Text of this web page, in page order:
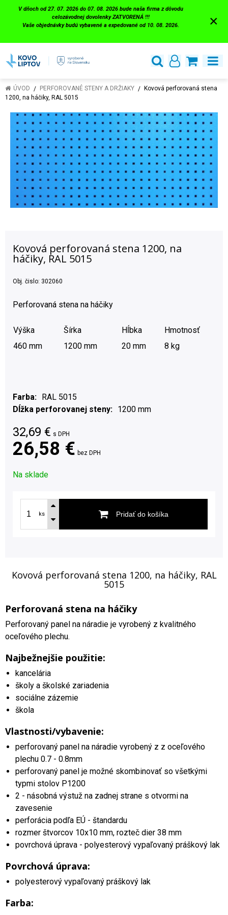
V dňoch od 27. 07. 2026 do 07. 08. 2026 bude naša firma z dôvodu
celozávodnej dovolenky ZATVORENÁ !!!
Vaše objednávky budú vybavené a expedované od 10. 08. 2026.
×
ÚVOD PERFOROVANÉ STENY A DRŽIAKY
Kovová perforovaná stena
1200, na háčiky, RAL 5015
Kovová perforovaná stena 1200, na
háčiky, RAL 5015
Obj. čislo: 302060
Perforovaná stena na háčiky
Výška Šírka Hĺbka
Hmotnosť
460 mm
1200 mm 20 mm 8 kg
Farba
RAL 5015
Dĺžka perforovanej steny
1200 mm
32,69 € s DPH
26,58 € bez DPH
Na sklade
ks Pridať do košíka
Kovová perforovaná stena 1200, na háčiky, RAL
5015
Perforovaná stena na háčiky
Perforovaný panel na náradie je vyrobený z kvalitného
oceľového plechu.
Najbežnejšie použitie:
kancelária
školy a školské zariadenia
sociálne zázemie
škola
Vlastnosti/vybavenie:
perforovaný panel na náradie vyrobený z z oceľového
plechu 0.7 - 0.8mm
perforovaný panel je možné skombinovať so všetkými
typmi stolov P1200
2 - násobná výstuž na zadnej strane s otvormi na
zavesenie
perforácia podľa EÚ - štandardu
rozmer štvorcov 10x10 mm, rozteč dier 38 mm
povrchová úprava - polyesterový vypaľovaný práškový lak
Povrchová úprava:
polyesterový vypaľovaný práškový lak
Farba: